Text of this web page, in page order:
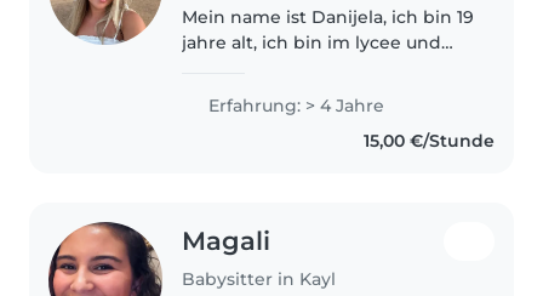
Mein name ist Danijela, ich bin 19
jahre alt, ich bin im lycee und
gerade auf eine educateur
section. Ich liebe kinder sehr,
und habe erfahrung da ich..
Erfahrung: > 4 Jahre
15,00 €/Stunde
Magali
Babysitter in Kayl